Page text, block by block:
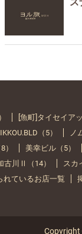
[魚町]タイセイア
IKKOU.BLD（5）
ノ
） 美幸ビル（5）
古川Ⅱ（14）
スカ
れているお店一覧
Copyright